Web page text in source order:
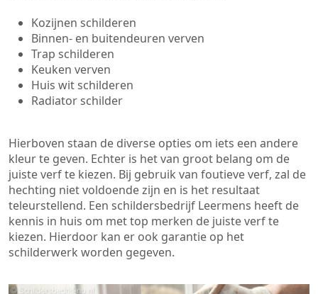
Kozijnen schilderen
Binnen- en buitendeuren verven
Trap schilderen
Keuken verven
Huis wit schilderen
Radiator schilder
Hierboven staan de diverse opties om iets een andere
kleur te geven. Echter is het van groot belang om de
juiste verf te kiezen. Bij gebruik van foutieve verf, zal de
hechting niet voldoende zijn en is het resultaat
teleurstellend. Een schildersbedrijf Leermens heeft de
kennis in huis om met top merken de juiste verf te
kiezen. Hierdoor kan er ook garantie op het
schilderwerk worden gegeven.